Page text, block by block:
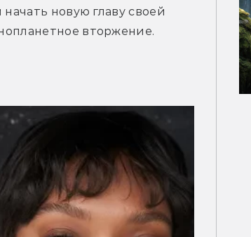
новую главу своей
вторжение.